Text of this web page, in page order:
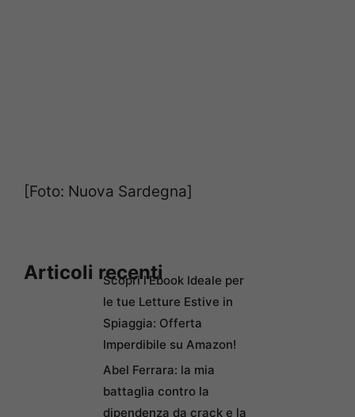
[Foto: Nuova Sardegna]
Articoli recentiScopri l’Ebook Ideale per
le tue Letture Estive in
Spiaggia: Offerta
Imperdibile su Amazon!
Abel Ferrara: la mia
battaglia contro la
dipendenza da crack e la